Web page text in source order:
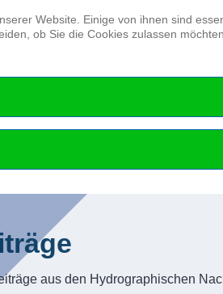
aus den Hydrographischen
Website. Einige von ihnen sind
ob Sie die Cookies zulassen